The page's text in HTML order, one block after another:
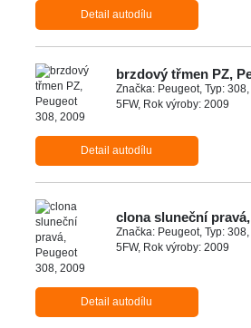
Detail autodílu
brzdový třmen PZ,
Značka: Peugeot, Typ:
5FW, Rok výroby: 2009
Detail autodílu
clona sluneční
Značka: Peugeot, Typ:
5FW, Rok výroby: 2009
Detail autodílu